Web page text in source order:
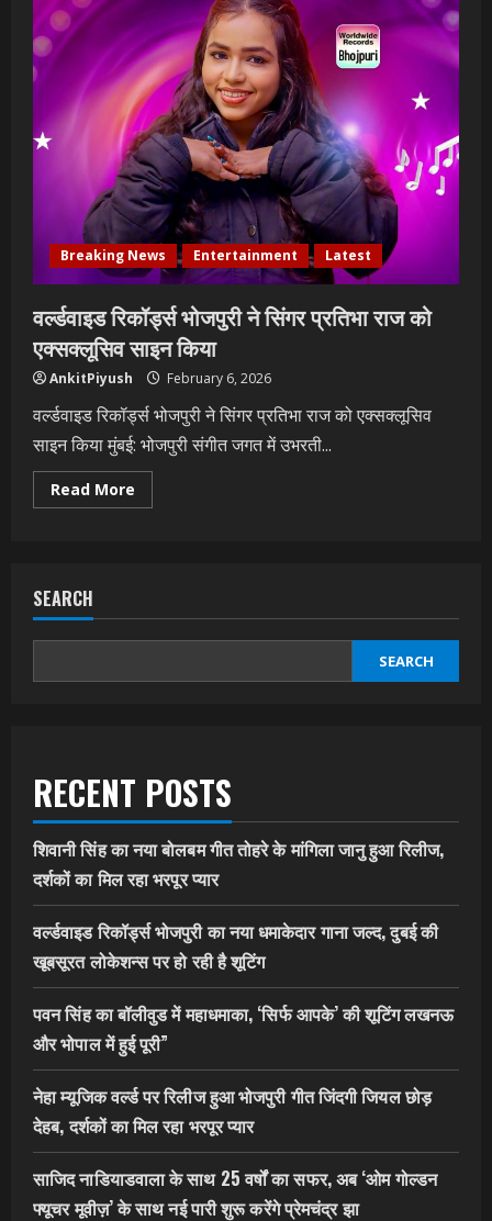
ऋचा
दीक्षित,
अवधेश
मिश्रा,
अनीता
रावत
की
भोजपुरी
फिल्म
‘बाबूजी’
का
ट्रेलर
वर्ल्डवाइड
रिकॉर्ड्स
किया
रिलीज
Breaking News Entertainment Latest
वर्ल्डवाइड रिकॉर्ड्स भोजपुरी ने सिंगर प्रतिभा राज को
एक्सक्लूसिव साइन किया
AnkitPiyush February 6, 2026
वर्ल्डवाइड रिकॉर्ड्स भोजपुरी ने सिंगर प्रतिभा राज को एक्सक्लूसिव
साइन किया मुंबई: भोजपुरी संगीत जगत में उभरती...
Read More
more
राज
को
किया
SEARCH
SEARCH
RECENT POSTS
शिवानी सिंह का नया बोलबम गीत तोहरे के मांगिला जानु हुआ रिलीज,
दर्शकों का मिल रहा भरपूर प्यार
वर्ल्डवाइड रिकॉर्ड्स भोजपुरी का नया धमाकेदार गाना जल्द, दुबई की
खूबसूरत लोकेशन्स पर हो रही है शूटिंग
पवन सिंह का बॉलीवुड में महाधमाका, ‘सिर्फ आपके’ की शूटिंग लखनऊ
और भोपाल में हुई पूरी”
नेहा म्यूजिक वर्ल्ड पर रिलीज हुआ भोजपुरी गीत जिंदगी जियल छोड़
देहब, दर्शकों का मिल रहा भरपूर प्यार
साजिद नाडियाडवाला के साथ 25 वर्षों का सफर, अब ‘ओम गोल्डन
फ्यूचर मूवीज़’ के साथ नई पारी शुरू करेंगे प्रेमचंद्र झा